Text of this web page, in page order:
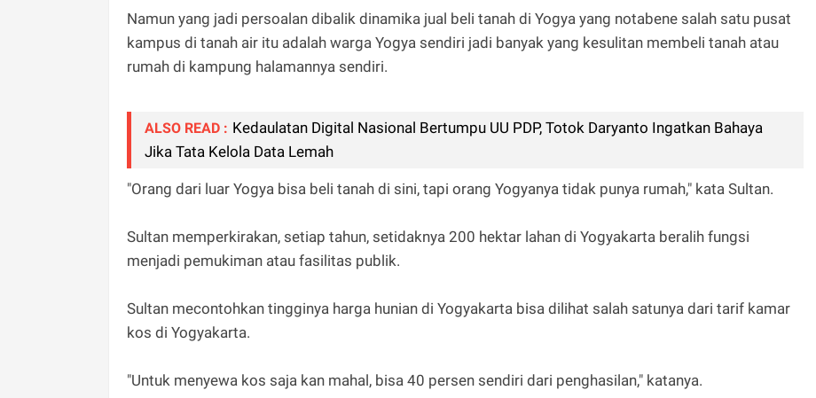
Namun yang jadi persoalan dibalik dinamika jual beli tanah di Yogya yang notabene salah satu pusat
kampus di tanah air itu adalah warga Yogya sendiri jadi banyak yang kesulitan membeli tanah atau
rumah di kampung halamannya sendiri.
ALSO READ : Kedaulatan Digital Nasional Bertumpu UU PDP, Totok Daryanto Ingatkan Bahaya
Jika Tata Kelola Data Lemah
"Orang dari luar Yogya bisa beli tanah di sini, tapi orang Yogyanya tidak punya rumah," kata Sultan.
Sultan memperkirakan, setiap tahun, setidaknya 200 hektar lahan di Yogyakarta beralih fungsi
menjadi pemukiman atau fasilitas publik.
Sultan mecontohkan tingginya harga hunian di Yogyakarta bisa dilihat salah satunya dari tarif kamar
kos di Yogyakarta.
"Untuk menyewa kos saja kan mahal, bisa 40 persen sendiri dari penghasilan," katanya.